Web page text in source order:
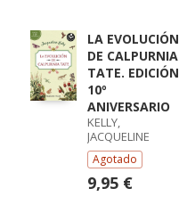
LA EVOLUCIÓN
DE CALPURNIA
TATE. EDICIÓN
10º
ANIVERSARIO
KELLY,
JACQUELINE
Agotado
9,95 €